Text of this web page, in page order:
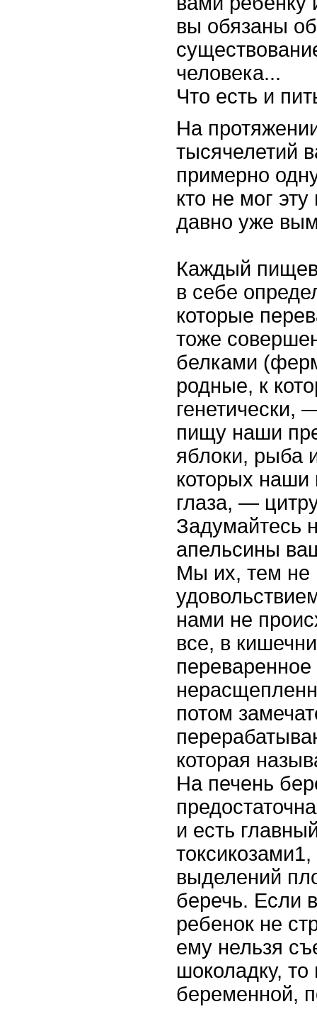
вы обязаны
человека...
Что есть и
На
тысячелетий
примерно
кто не мог
давно уже
Каждый
в себе
которые
тоже
белками
родные, к
генетически,
пищу наши
яблоки, рыба
которых наши
глаза, —
Задумайтесь
апельсины
Мы их, тем не
нами не
все, в
потом
которая
На печень
и есть
выделений
беречь. Если
ребенок не
ему нельзя
шоколадку,
беременной,